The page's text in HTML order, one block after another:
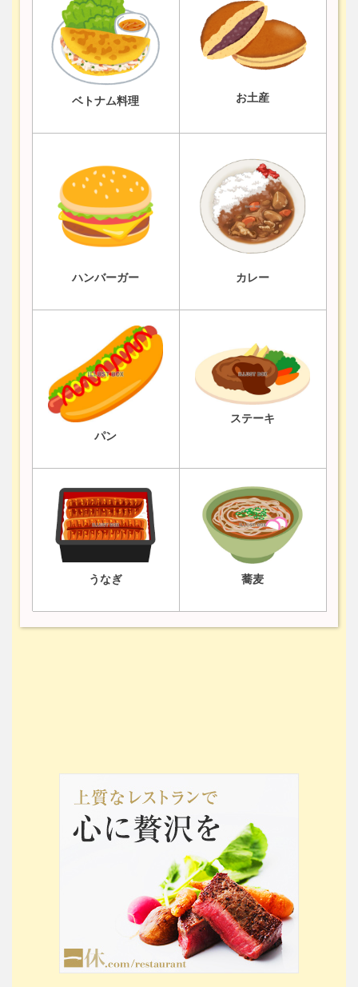
ベトナム料理 お土産
ハンバーガー カレー
パン
ステーキ
うなぎ 蕎麦